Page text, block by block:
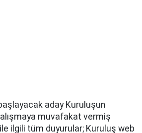
aday Kuruluşun
muvafakat vermiş
ile ilgili tüm duyurular; Kuruluş web